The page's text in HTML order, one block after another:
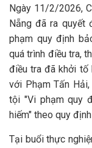
Ngày 11/2/2026,
Nẵng đã ra quyết
phạm quy định
quá trình điều tra,
điều tra đã khởi tố
với Phạm Tấn
tội "Vi phạm quy
hiếm" theo quy
Tại buổi thực